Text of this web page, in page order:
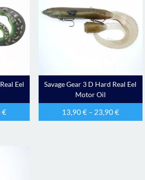
Eel
€
Savage Gear 3 D Hard Real Eel
Motor Oil
13,90€– 23,90€